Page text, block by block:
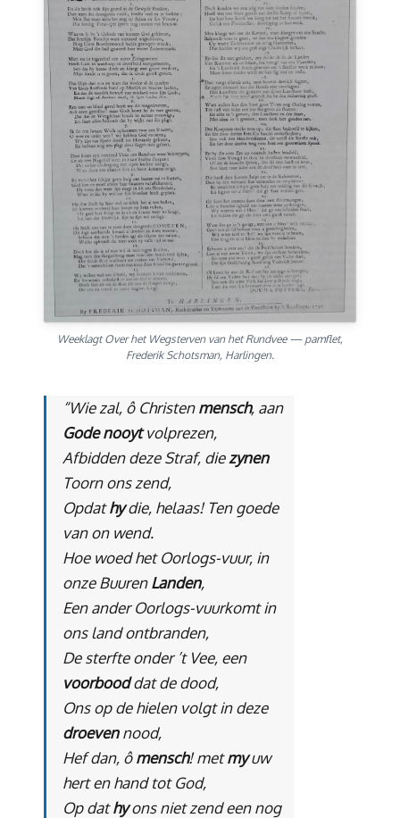
Weeklagt Over het Wegsterven van het Rundvee — pamflet,
Frederik Schotsman, Harlingen.
“Wie zal, ô Christenmensch, aan
Gode nooytvolprezen,
Afbidden deze Straf, diezynen
Toorn ons zend,
Opdathydie, helaas! Ten goede
van on wend.
Hoe woed het Oorlogs-vuur, in
onze BuurenLanden,
Een ander Oorlogs-vuurkomt in
ons land ontbranden,
De sterfte onder ’t Vee, een
voorbooddat de dood,
Ons op de hielen volgt in deze
droevennood,
Hef dan, ômensch! metmyuw
hert en hand tot God,
Op dathyons niet zend een nog